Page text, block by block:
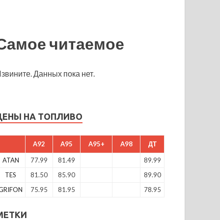
читаемое
Данных пока нет.
НА ТОПЛИВО
A92 A95 A95+ A98 ДТ
ATAN 77.99 81.49
89.99
TES
81.50 85.90
89.90
75.95 81.95 78.95